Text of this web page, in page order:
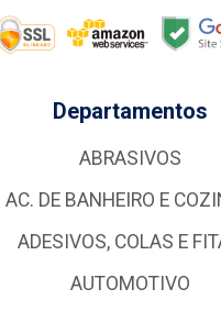
Departamentos
ABRASIVOS
AC. DE BANHEIRO E
ADESIVOS, COLAS E
AUTOMOTIVO